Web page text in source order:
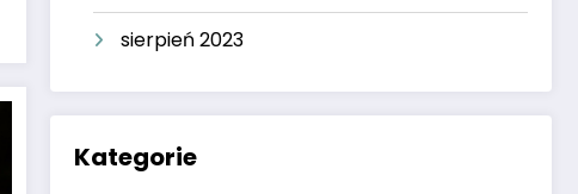
sierpień 2023
Kategorie